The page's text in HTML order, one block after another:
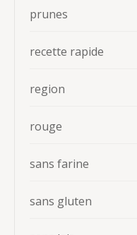
prunes
recette rapide
region
rouge
sans farine
sans gluten